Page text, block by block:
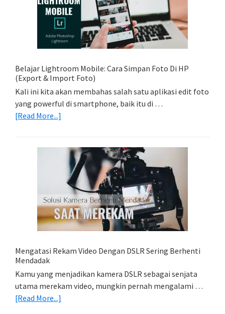
Foto
Light
Trail
Dengan
Belajar Lightroom Mobile: Cara Simpan Foto Di HP
(Export & Import Foto)
Kali ini kita akan membahas salah satu aplikasi edit foto
yang powerful di smartphone, baik itu di …
[Read More...]
Mobile:
Cara
Simpan
Foto
Di
HP
(Export
Import
Mengatasi Rekam Video Dengan DSLR Sering Berhenti
Mendadak
Kamu yang menjadikan kamera DSLR sebagai senjata
utama merekam video, mungkin pernah mengalami …
[Read More...]